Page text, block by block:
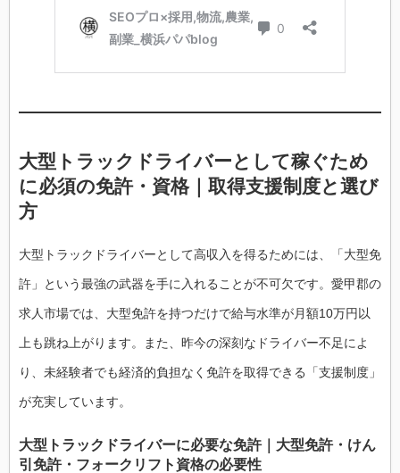
大型トラックドライバーとして稼ぐため
に必須の免許・資格｜取得支援制度と選び
方
大型トラックドライバーとして高収入を得るためには、「大型免
許」という最強の武器を手に入れることが不可欠です。愛甲郡の
求人市場では、大型免許を持つだけで給与水準が月額10万円以
上も跳ね上がります。また、昨今の深刻なドライバー不足によ
り、未経験者でも経済的負担なく免許を取得できる「支援制度」
が充実しています。
大型トラックドライバーに必要な免許｜大型免許・けん
引免許・フォークリフト資格の必要性